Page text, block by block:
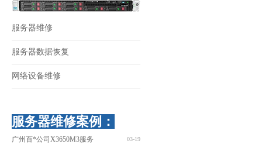
服务器维修
服务器数据恢复
网络设备维修
服务器维修案例：
广州百*公司X3650M3服务 03-19